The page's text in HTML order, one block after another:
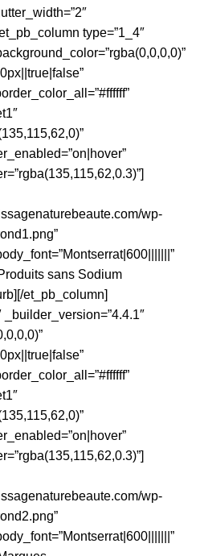
type=”1_4″
wp-
sans Sodium
et_pb_column]
_builder_version=”4.4.1″
wp-